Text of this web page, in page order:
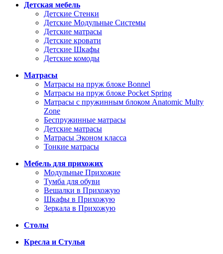
Детская мебель
Детские Стенки
Детские Модульные Системы
Детские матрасы
Детские кровати
Детские Шкафы
Детские комоды
Матрасы
Матрасы на пруж блоке Bonnel
Матрасы на пруж блоке Pocket Spring
Матрасы с пружинным блоком Anatomic Multy
Zone
Беспружинные матрасы
Детские матрасы
Матрасы Эконом класса
Тонкие матрасы
Мебель для прихожих
Модульные Прихожие
Тумба для обуви
Вешалки в Прихожую
Шкафы в Прихожую
Зеркала в Прихожую
Столы
Кресла и Стулья